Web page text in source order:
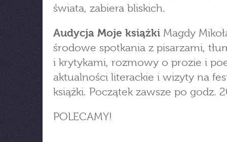
świata, zabiera bliskich.
Audycja Moje książki Magdy
środowe spotkania z pisarzami,
i krytykami, rozmowy o prozie i
aktualności literackie i wizyty na
książki. Początek zawsze po godz.
POLECAMY!